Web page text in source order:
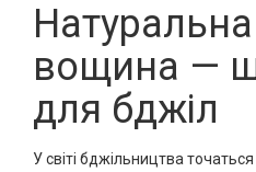
вощина —
для бджіл
У світі бджільництва